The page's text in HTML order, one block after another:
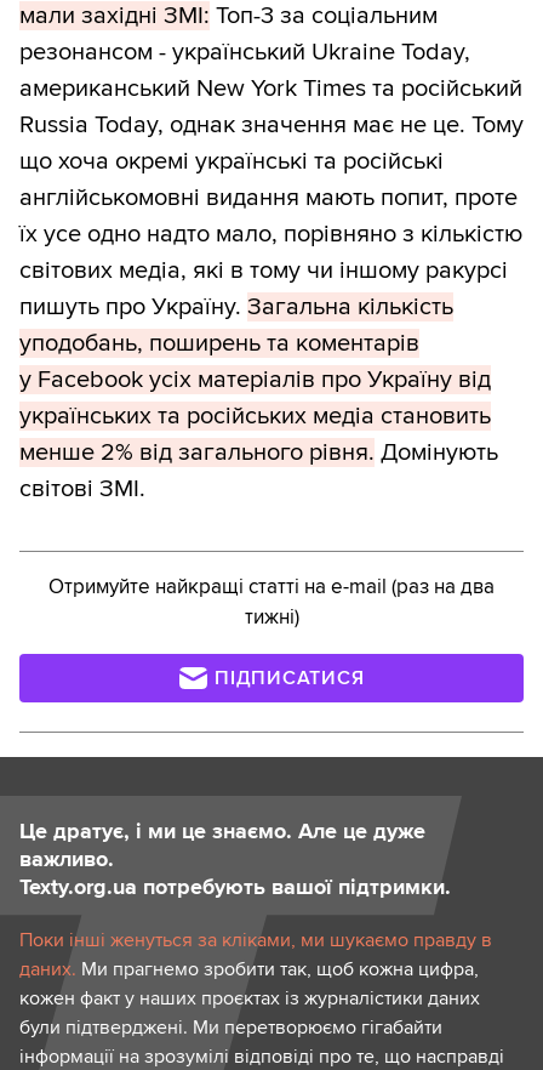
мали західні ЗМІ: Топ-3 за соціальним
резонансом - український Ukraine Today,
американський New York Times та російський
Russia Today, однак значення має не це. Тому
що хоча окремі українські та російські
англійськомовні видання мають попит, проте
їх усе одно надто мало, порівняно з кількістю
світових медіа, які в тому чи іншому ракурсі
пишуть про Україну. Загальна кількість
уподобань, поширень та коментарів
у Facebook усіх матеріалів про Україну від
українських та російських медіа становить
менше 2% від загального рівня. Домінують
світові ЗМІ.
Отримуйте найкращі статті на e-mail (раз на два
тижні)
ПІДПИСАТИСЯ
Це дратує, і ми це знаємо. Але це дуже
важливо.
Texty.org.ua потребують вашої підтримки.
Поки інші женуться за кліками, ми шукаємо правду в
даних. Ми прагнемо зробити так, щоб кожна цифра,
кожен факт у наших проєктах із журналістики даних
були підтверджені. Ми перетворюємо гігабайти
інформації на зрозумілі відповіді про те, що насправді